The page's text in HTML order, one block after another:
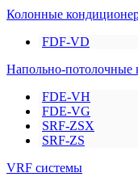
Колонные
FDF-VD
Напольно-потолочные
FDE-VH
FDE-VG
SRF-ZSX
SRF-ZS
VRF системы